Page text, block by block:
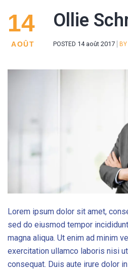
14
AOÛT
Ollie
POSTED 14 août 2017 BY
Lorem ipsum dolor sit amet,
sed do eiusmod tempor
magna aliqua. Ut enim ad minim
exercitation ullamco laboris nisi
consequat. Duis aute irure dolor